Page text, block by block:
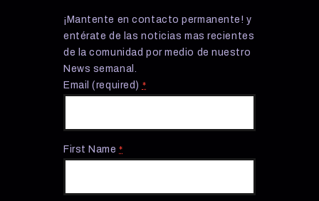
¡Mantente en contacto permanente! y
entérate de las noticias mas recientes
de la comunidad por medio de nuestro
News semanal.
Email (required) *
First Name*